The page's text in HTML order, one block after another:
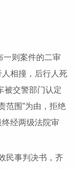
则案件的二审
相撞，后行人死
被交警部门认定
范围”为由，拒绝
经两级法院审
事判决书，齐